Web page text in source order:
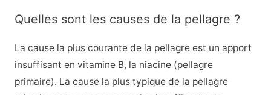
Quelles sont les causes de la pellagre ?
La cause la plus courante de la pellagre est un apport
insuffisant en vitamine B, la niacine (pellagre
primaire). La cause la plus typique de la pellagre